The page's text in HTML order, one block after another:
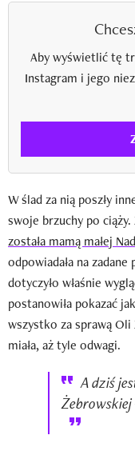
Aby wyświetlić tę
Instagram i jego
W ślad za nią poszły
swoje brzuchy po
została mamą małej
odpowiadała na
dotyczyło właśnie
postanowiła pokazać
wszystko za sprawą
miała, aż tyle odwagi.
A dziś